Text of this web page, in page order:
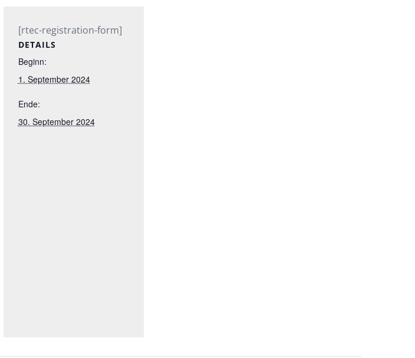
[rtec-registration-form]
DETAILS
Beginn:
1. September 2024
Ende:
30. September 2024